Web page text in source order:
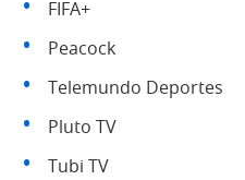
FIFA+
Peacock
Telemundo Deportes
Pluto TV
Tubi TV